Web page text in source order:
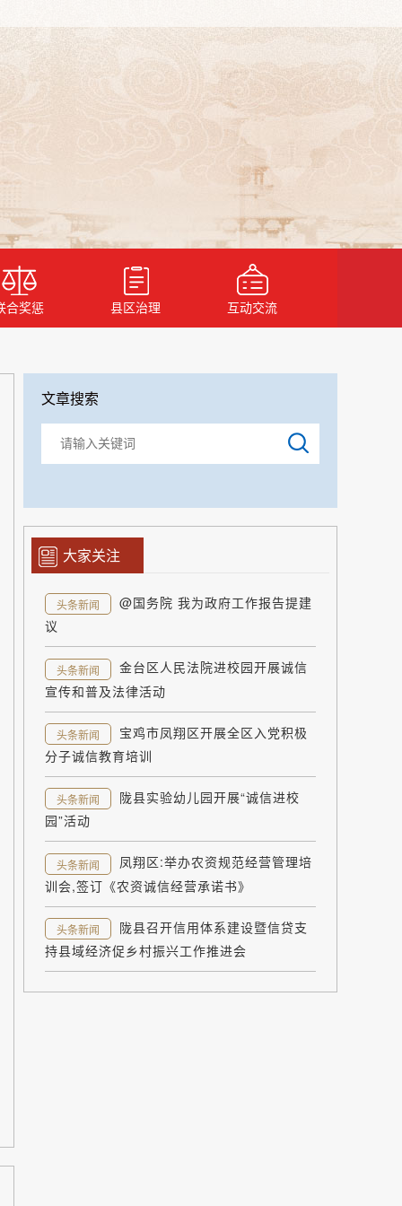
合奖惩 县区治理 互动交流
文章搜索
大家关注
头条新闻
@国务院 我为政府工作报告提建
议
头条新闻
金台区人民法院进校园开展诚信
宣传和普及法律活动
头条新闻
宝鸡市凤翔区开展全区入党积极
分子诚信教育培训
头条新闻
陇县实验幼儿园开展“诚信进校
园”活动
头条新闻
凤翔区:举办农资规范经营管理培
训会,签订《农资诚信经营承诺书》
头条新闻
陇县召开信用体系建设暨信贷支
持县域经济促乡村振兴工作推进会